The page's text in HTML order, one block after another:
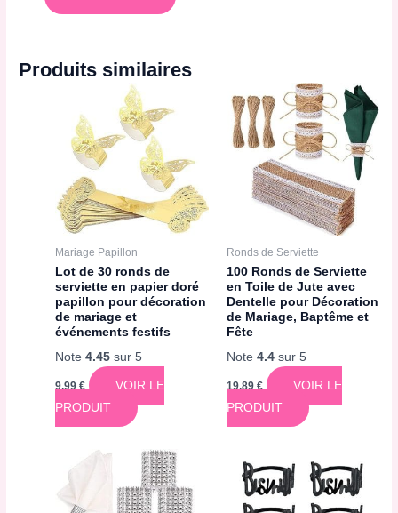
Produits similaires
Mariage Papillon
Lot de 30 ronds de
serviette en papier doré
papillon pour décoration
de mariage et
événements festifs
Note4.45 sur 5
9,99€
VOIR LE
PRODUIT
Ronds de Serviette
100 Ronds de Serviette
en Toile de Jute avec
Dentelle pour Décoration
de Mariage, Baptême et
Fête
Note 4.4sur 5
19,89€
VOIR LE
PRODUIT